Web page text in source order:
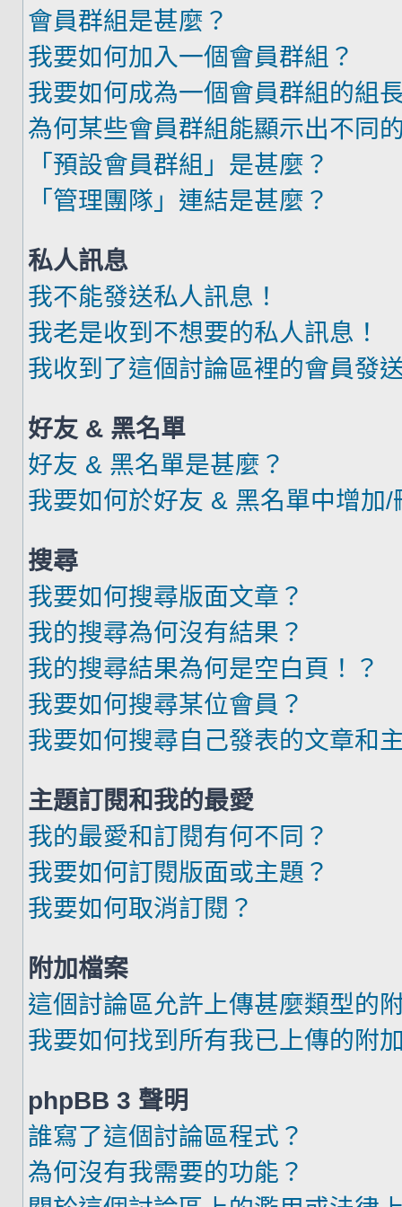
會員群組是甚麼？
我要如何加入一個會員群組？
我要如何成為一個會員群組的組
為何某些會員群組能顯示出不同
「預設會員群組」是甚麼？
「管理團隊」連結是甚麼？
私人訊息
我不能發送私人訊息！
我老是收到不想要的私人訊息！
我收到了這個討論區裡的會員發
好友 & 黑名單
好友 & 黑名單是甚麼？
我要如何於好友 & 黑名單中增加/
搜尋
我要如何搜尋版面文章？
我的搜尋為何沒有結果？
我的搜尋結果為何是空白頁！？
我要如何搜尋某位會員？
我要如何搜尋自己發表的文章和
主題訂閱和我的最愛
我的最愛和訂閱有何不同？
我要如何訂閱版面或主題？
我要如何取消訂閱？
附加檔案
這個討論區允許上傳甚麼類型的
我要如何找到所有我已上傳的附
phpBB 3 聲明
誰寫了這個討論區程式？
為何沒有我需要的功能？